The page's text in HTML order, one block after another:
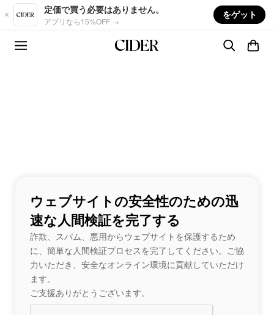
Skip to main content
定価で買う必要はありません。
アプリなら15%OFF →
をゲット
ウェブサイトの安全性のための迅
速な人間検証を完了する
詐欺、スパム、悪用からウェブサイトを保護するため
に、簡単な人間検証プロセスを完了してください。ご協
力いただき、安全なオンライン環境に貢献していただけ
ます。
ご支援ありがとうございます。